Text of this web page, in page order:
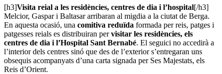
[h3]Visita reial a les residències, centres de dia i l’hospital[/h3]
Melcior, Gaspar i Baltasar arribaran al migdia a la ciutat de Berga.
En aquesta ocasió, una comitiva reduïda formada per reis, patges i
patgesses reials es distribuiran pervisitar les residències, els
centres de dia i l’Hospital Sant Bernabé. El seguici no accedirà a
l’interior dels centres sinó que des de l’exterior s’entregaran uns
obsequis acompanyats d’una carta signada per Ses Majestats, els
Reis d’Orient.